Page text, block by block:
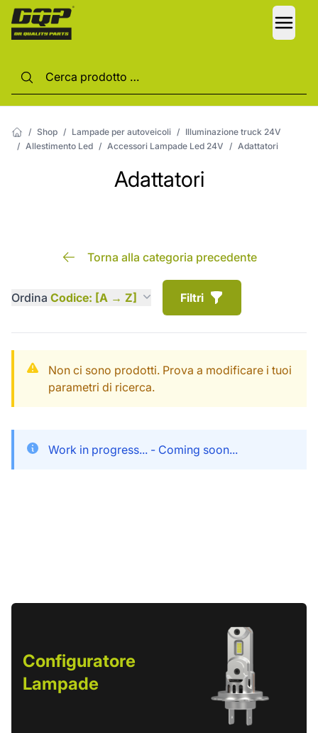
/ Shop / Lampade per autoveicoli / Illuminazione truck 24V
/ Allestimento Led / Accessori Lampade Led 24V / Adattatori
Adattatori
Torna alla categoria precedente
Ordina Codice: [A → Z] Filtri
Non ci sono prodotti. Prova a modificare i tuoi
parametri di ricerca.
Work in progress... - Coming soon...
Configuratore
Lampade